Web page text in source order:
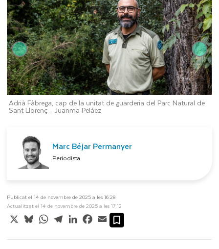
Adrià Fàbrega, cap de la unitat de guarderia del Parc Natural de
Sant Llorenç -Juanma Peláez
Marc Béjar Permanyer
Periodista
Publicat el 14 de novembre de 2025 a les 16:28
Actualitzat el 14 de novembre de 2025 a les 17:12
X BlueskyWhatsApp
TelegramLinkedInFacebook
Email